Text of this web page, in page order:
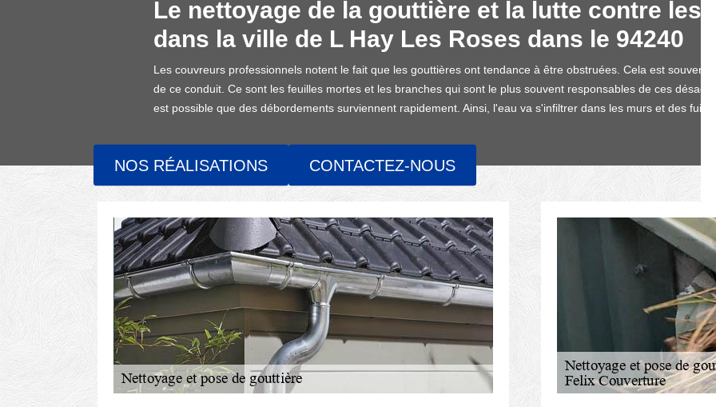
NOS RÉALISATIONS CONTACTEZ-NOUS
Le nettoyage de la gouttière et la lutte contre les
dans la ville de L Hay Les Roses dans le 94240
Les couvreurs professionnels notent le fait que les gouttières ont tendance à être obstruées. Cela est souvent
de ce conduit. Ce sont les feuilles mortes et les branches qui sont le plus souvent responsables de ces
est possible que des débordements surviennent rapidement. Ainsi, l'eau va s'infiltrer dans les murs et des